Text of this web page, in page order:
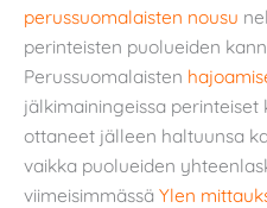
perussuomalaisten nousu
perinteisten puolueiden
Perussuomalaisten
jälkimainingeissa
ottaneet jälleen haltuunsa
vaikka puolueiden
viimeisimmässä Ylen